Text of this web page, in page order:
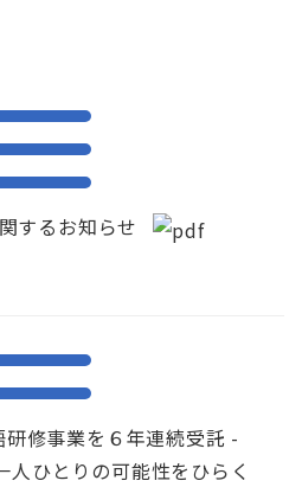
するお知らせ
研修事業を６年連続受託 -
人ひとりの可能性をひらく